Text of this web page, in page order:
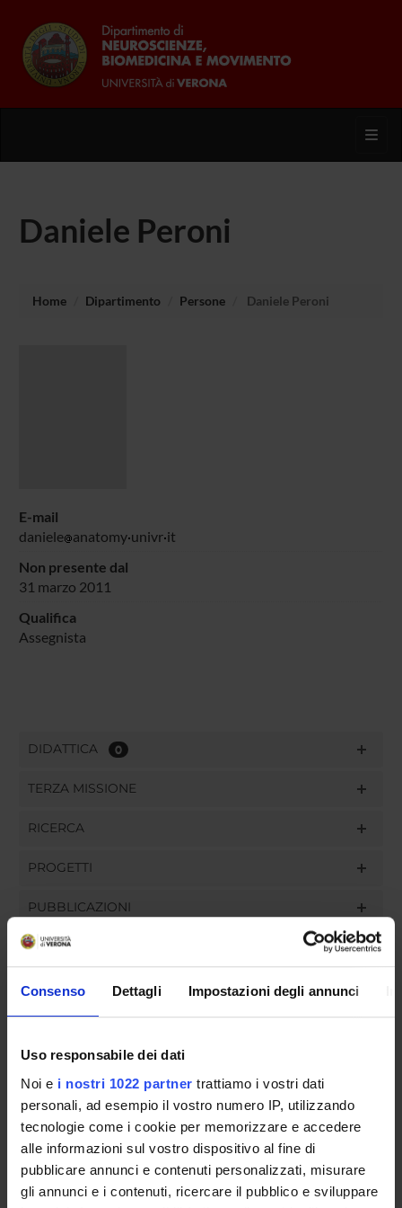
Consenso Dettagli Impostazioni degli annunci
Uso responsabile dei dati
Noi e i nostri 1022 partner trattiamo i vostri dati
personali, ad esempio il vostro numero IP, utilizzando
tecnologie come i cookie per memorizzare e accedere
alle informazioni sul vostro dispositivo al fine di
pubblicare annunci e contenuti personalizzati, misurare
gli annunci e i contenuti, ricercare il pubblico e sviluppare
Daniele Peroni
Home Dipartimento Persone Daniele Peroni
E-mail
daniele
anatomy univr it
Non presente dal
31 marzo 2011
Qualifica
Assegnista
DIDATTICA 0
TERZA MISSIONE
RICERCA
PROGETTI
PUBBLICAZIONI
INCARICHI
GOVERNANCE
COMMISSIONI
UFFICI E STRUTTURE DI SERVIZIO
SERVIZI DI SEGRETERIA STUDENTI